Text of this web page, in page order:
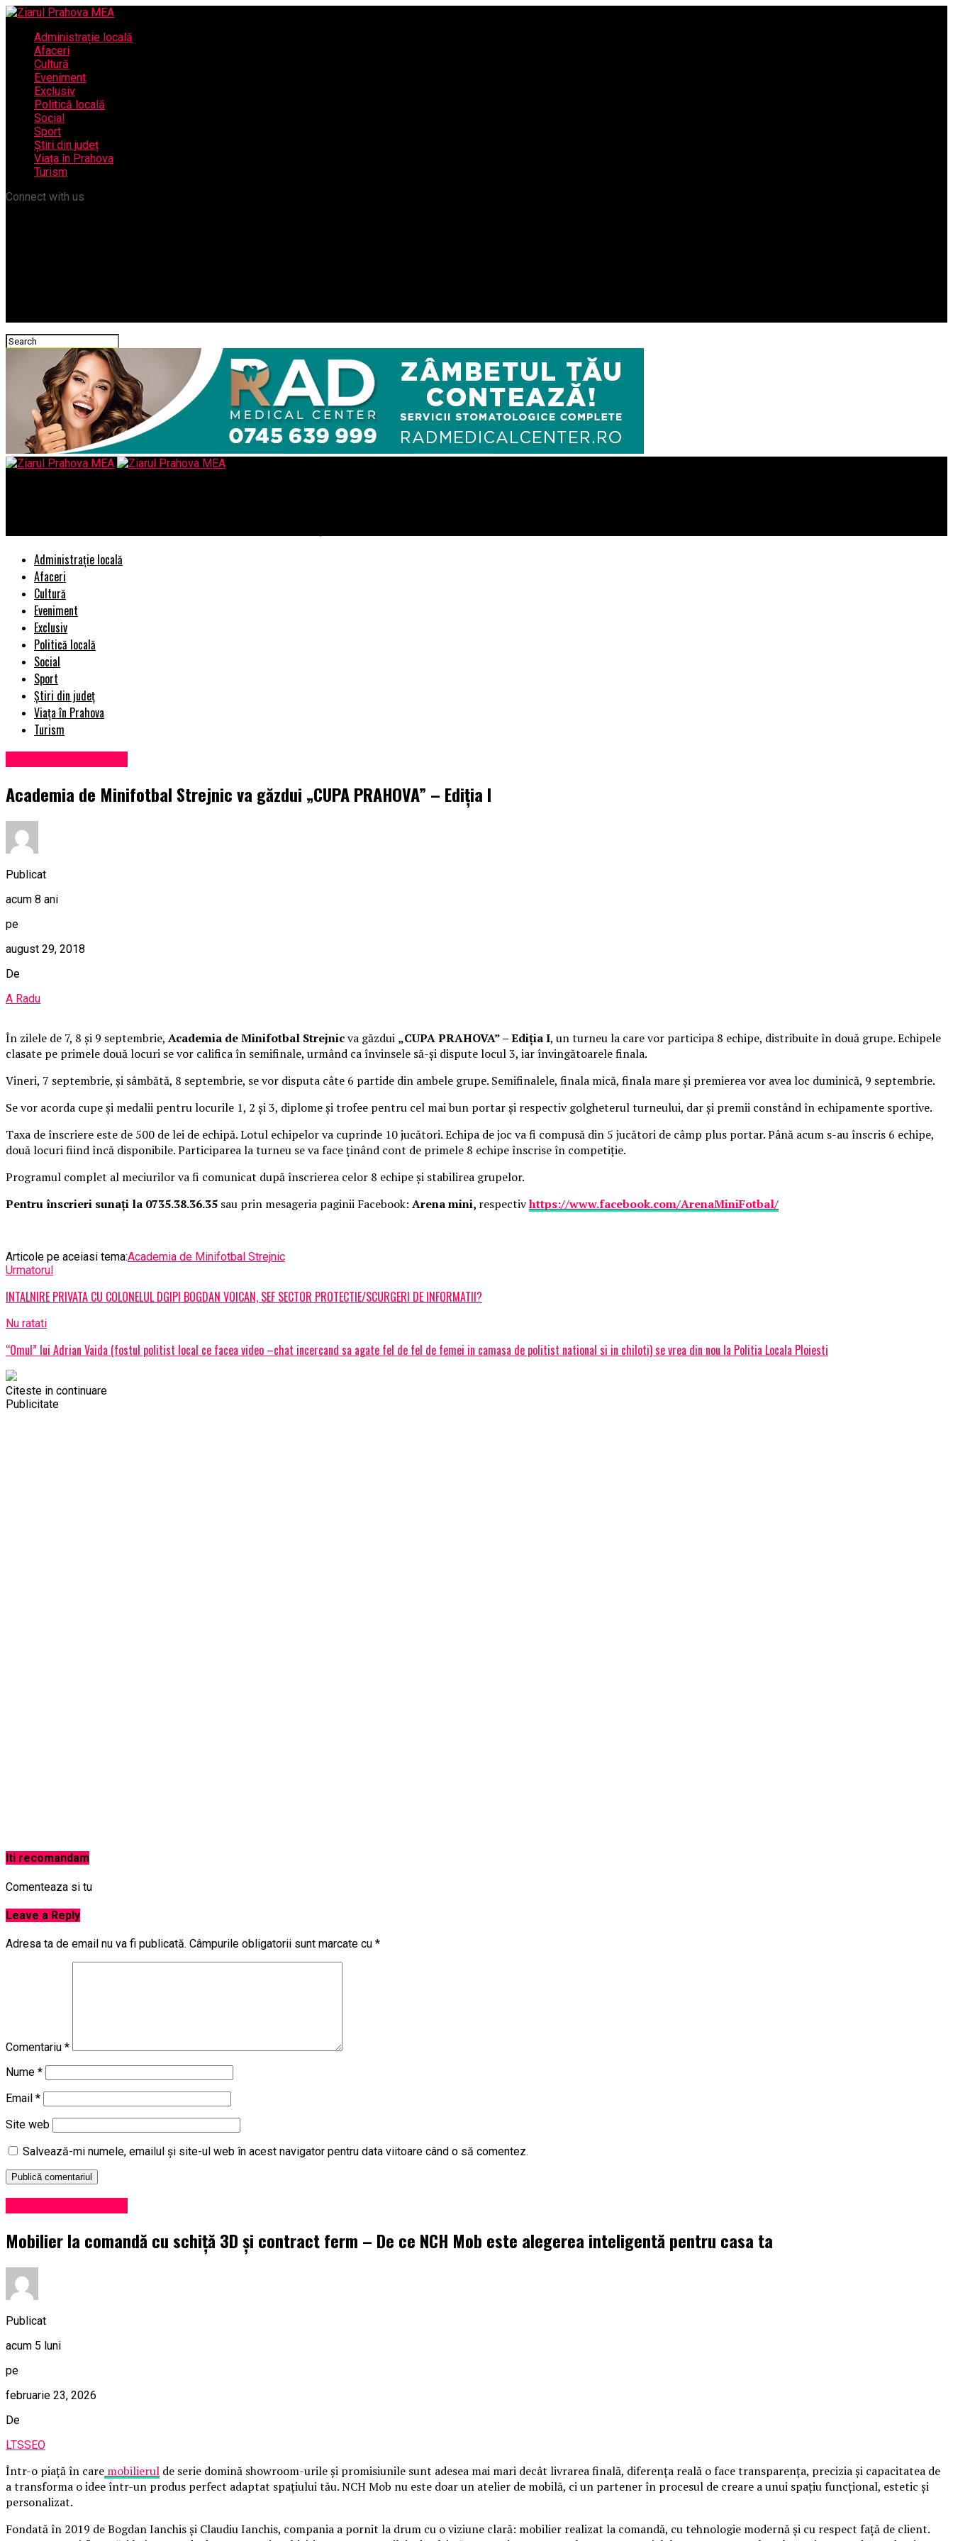
Administrație locală
Afaceri
Cultură
Eveniment
Exclusiv
Politică locală
Social
Sport
Știri din județ
Viața în Prahova
Turism
Connect with us
Administrație locală
Afaceri
Cultură
Eveniment
Exclusiv
Politică locală
Social
Sport
Știri din județ
Viața în Prahova
Turism
Academia de Minifotbal Strejnic va găzdui „CUPA PRAHOVA” – Ediţia I
Publicat
acum 8 ani
pe
august 29, 2018
De
A Radu
În zilele de 7, 8 şi 9 septembrie, Academia de Minifotbal Strejnicva găzdui „CUPA PRAHOVA” – Ediţia I, un turneu la care vor participa 8 echipe, distribuite în două grupe. Echipele
clasate pe primele două locuri se vor califica în semifinale, urmând ca învinsele să-şi dispute locul 3, iar învingătoarele finala.
Vineri, 7 septembrie, şi sâmbătă, 8 septembrie, se vor disputa câte 6 partide din ambele grupe. Semifinalele, finala mică, finala mare şi premierea vor avea loc duminică, 9 septembrie.
Se vor acorda cupe şi medalii pentru locurile 1, 2 şi 3, diplome şi trofee pentru cel mai bun portar şi respectiv golgheterul turneului, dar şi premii constând în echipamente sportive.
Taxa de înscriere este de 500 de lei de echipă. Lotul echipelor va cuprinde 10 jucători. Echipa de joc va fi compusă din 5 jucători de câmp plus portar. Până acum s-au înscris 6 echipe,
două locuri fiind încă disponibile. Participarea la turneu se va face ţinând cont de primele 8 echipe înscrise în competiţie.
Programul complet al meciurilor va fi comunicat după înscrierea celor 8 echipe şi stabilirea grupelor.
Pentru înscrieri sunaţi la 0735.38.36.35 sau prin mesageria paginii Facebook: Arena mini, respectivhttps://www.facebook.com/ArenaMiniFotbal/
Articole pe aceiasi tema:Academia de Minifotbal Strejnic
Urmatorul
INTALNIRE PRIVATA CU COLONELUL DGIPI BOGDAN VOICAN, SEF SECTOR PROTECTIE/SCURGERI DE INFORMATII?
Nu ratati
“Omul” lui Adrian Vaida (fostul politist local ce facea video –chat incercand sa agate fel de fel de femei in camasa de politist national si in chiloti) se vrea din nou la Politia Locala Ploiesti
Citeste in continuare
Publicitate
Iti recomandam
Comenteaza si tu
Leave a Reply
Adresa ta de email nu va fi publicată. Câmpurile obligatorii sunt marcate cu *
Comentariu *
Nume *
Email *
Site web
Salvează-mi numele, emailul și site-ul web în acest navigator pentru data viitoare când o să comentez.
Mobilier la comandă cu schiță 3D și contract ferm – De ce NCH Mob este alegerea inteligentă pentru casa ta
Publicat
acum 5 luni
pe
februarie 23, 2026
De
LTSSEO
Într-o piață în care mobilierul de serie domină showroom-urile și promisiunile sunt adesea mai mari decât livrarea finală, diferența reală o face transparența, precizia și capacitatea de
a transforma o idee într-un produs perfect adaptat spațiului tău. NCH Mob nu este doar un atelier de mobilă, ci un partener în procesul de creare a unui spațiu funcțional, estetic și
personalizat.
Fondată în 2019 de Bogdan Ianchis și Claudiu Ianchis, compania a pornit la drum cu o viziune clară: mobilier realizat la comandă, cu tehnologie modernă și cu respect față de client.